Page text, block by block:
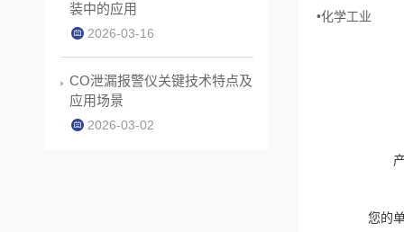
•化学工业
您的
装中的应用
2026-03-16
CO泄漏报警仪关键技术特点及
应用场景
2026-03-02